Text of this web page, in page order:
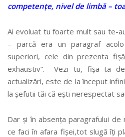
competențe, nivel de limbă –
Ai evoluat tu foarte mult sau te-
– parcă era un paragraf
superiori, cele din prezenta
exhaustiv”. Vezi tu, fișa ta
actualizări, este de la început
la șefutii tăi că ești nerespectat
Dar și în absența paragrafului
ce faci în afara fișei,tot slugă îți